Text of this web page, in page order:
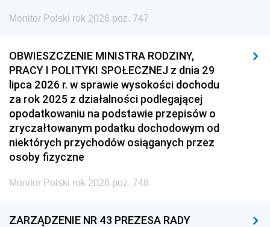
Monitor Polski rok 2026 poz. 747
OBWIESZCZENIE MINISTRA RODZINY,
PRACY I POLITYKI SPOŁECZNEJ z dnia 29
lipca 2026 r. w sprawie wysokości dochodu
za rok 2025 z działalności podlegającej
opodatkowaniu na podstawie przepisów o
zryczałtowanym podatku dochodowym od
niektórych przychodów osiąganych przez
osoby fizyczne
Monitor Polski rok 2026 poz. 748
ZARZĄDZENIE NR 43 PREZESA RADY